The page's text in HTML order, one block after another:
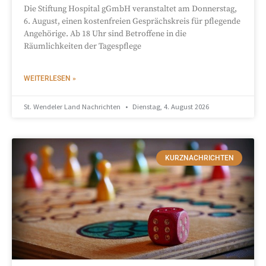
Die Stiftung Hospital gGmbH veranstaltet am Donnerstag,
6. August, einen kostenfreien Gesprächskreis für pflegende
Angehörige. Ab 18 Uhr sind Betroffene in die
Räumlichkeiten der Tagespflege
WEITERLESEN »
St. Wendeler Land Nachrichten Dienstag, 4. August 2026
KURZNACHRICHTEN